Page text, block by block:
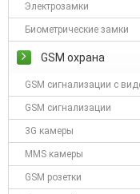
Электрозамки
Биометрические замки
GSM охрана
GSM сигнализации с
GSM сигнализации
3G камеры
MMS камеры
GSM розетки